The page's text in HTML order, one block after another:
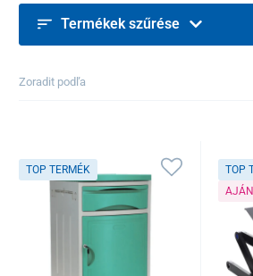
Termékek szűrése
Zoradit podľa
TOP TERMÉK
TOP